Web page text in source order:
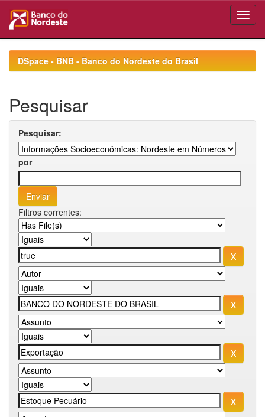
navigationDSpace - BNB - Banco do Nordeste do Brasil
Pesquisar
Pesquisar:
por
Filtros correntes: